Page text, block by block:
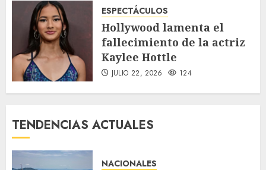
JULIO 23, 2026
ESPECTÁCULOS
Hollywood lamenta el
fallecimiento de la actriz
Kaylee Hottle
JULIO 22, 2026 124
TENDENCIAS ACTUALES
NACIONALES